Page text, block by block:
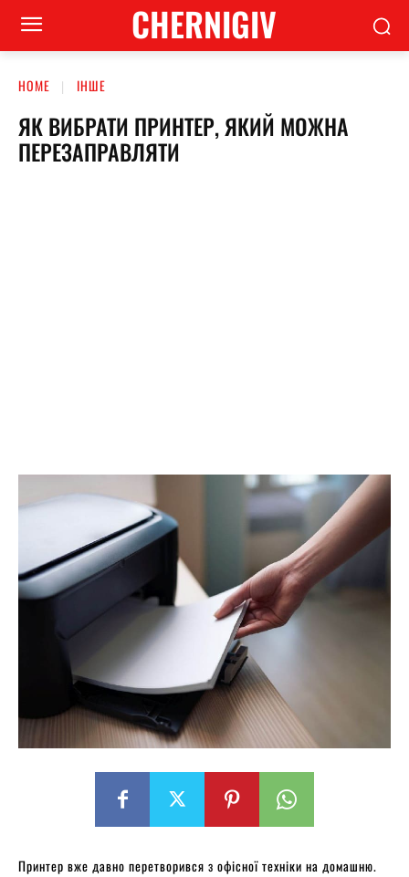
CHERNIGIV
HOME ІНШЕ
ЯК ВИБРАТИ ПРИНТЕР, ЯКИЙ МОЖНА
ПЕРЕЗАПРАВЛЯТИ
Принтер вже давно перетворився з офісної техніки на домашню.